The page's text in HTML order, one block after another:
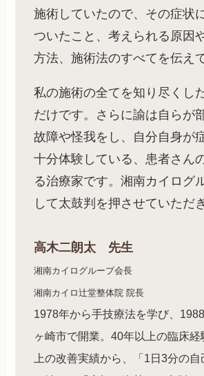
施術していたので、その症状
ついたこと、考えられる原因
方法、施術法のすべてを伝え
私の施術の全てを知り尽くし
だけです。さらに諭は自らが
故障や怪我をし、自分自身が
十分体験している、患者さん
る治療家です。湘南カイログ
して太鼓判を押させていただ
高木二朗太 先生
湘南カイログループ会長
湘南カイロ辻堂整体院 院長
1978年から手技療法を学び、
ヶ崎市で開業。40年以上の臨床経
上の改善実績から、「1日3分の